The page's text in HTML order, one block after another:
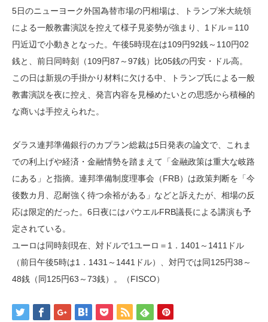
5日のニューヨーク外国為替市場の円相場は、トランプ米大統領
による一般教書演説を控えて様子見姿勢が強まり、1ドル＝110
円近辺で小動きとなった。午後5時現在は109円92銭～110円02
銭と、前日同時刻（109円87～97銭）比05銭の円安・ドル高。
この日は新規の手掛かり材料に欠ける中、トランプ氏による一般
教書演説を夜に控え、発言内容を見極めたいとの思惑から積極的
な商いは手控えられた。
ダラス連邦準備銀行のカプラン総裁は5日発表の論文で、これま
での利上げや経済・金融情勢を踏まえて「金融政策は重大な岐路
にある」と指摘。連邦準備制度理事会（FRB）は政策判断を「今
後数カ月、忍耐強く待つ余裕がある」などと訴えたが、相場の反
応は限定的だった。6日夜にはパウエルFRB議長による講演も予
定されている。
ユーロは同時刻現在、対ドルで1ユーロ＝1．1401～1411ドル
（前日午後5時は1．1431～1441ドル）、対円では同125円38～
48銭（同125円63～73銭）。（FISCO）